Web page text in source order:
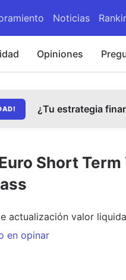
Noticias
Opiniones
¿Tu estrategia
Short Term
actualización valor
en opinar